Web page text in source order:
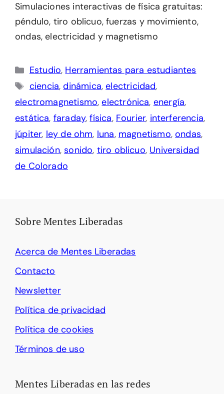
Simulaciones interactivas de física gratuitas:
péndulo, tiro oblicuo, fuerzas y movimiento,
ondas, electricidad y magnetismo
Categorías
Estudio, Herramientas para estudiantes
Etiquetas
ciencia,dinámica,electricidad,
electromagnetismo,electrónica, energía,
estática, faraday,física, Fourier, interferencia,
júpiter, ley de ohm, luna, magnetismo,ondas,
simulación,sonido, tiro oblicuo, Universidad
de Colorado
Sobre Mentes Liberadas
Acerca de Mentes Liberadas
Contacto
Newsletter
Política de privacidad
Política de cookies
Términos de uso
Mentes Liberadas en las redes